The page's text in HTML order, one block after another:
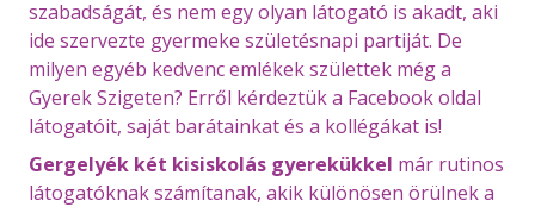
szabadságát, és nem egy olyan látogató is akadt, aki
ide szervezte gyermeke születésnapi partiját. De
milyen egyéb kedvenc emlékek születtek még a
Gyerek Szigeten? Erről kérdeztük a Facebook oldal
látogatóit, saját barátainkat és a kollégákat is!
Gergelyék két kisiskolás gyerekükkel már rutinos
látogatóknak számítanak, akik különösen örülnek a